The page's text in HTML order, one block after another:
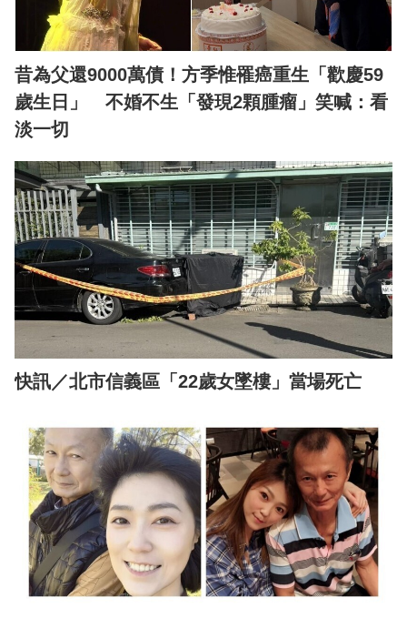
昔為父還9000萬債！方季惟罹癌重生「歡慶59
歲生日」 不婚不生「發現2顆腫瘤」笑喊：看
淡一切
快訊／北市信義區「22歲女墜樓」當場死亡